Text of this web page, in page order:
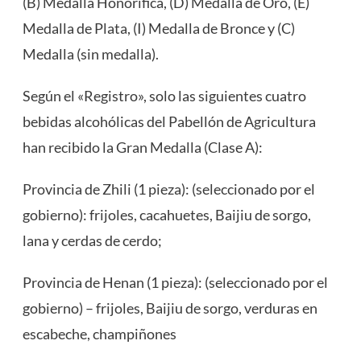
Medalla de Plata, (I) Medalla de Bronce y (C)
Medalla (sin medalla).
Según el «Registro», solo las siguientes cuatro
bebidas alcohólicas del Pabellón de Agricultura
han recibido la Gran Medalla (Clase A):
Provincia de Zhili (1 pieza): (seleccionado por el
gobierno): frijoles, cacahuetes, Baijiu de sorgo,
lana y cerdas de cerdo;
Provincia de Henan (1 pieza): (seleccionado por el
gobierno) – frijoles, Baijiu de sorgo, verduras en
escabeche, champiñones